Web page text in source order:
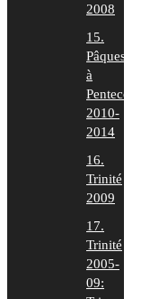
2008
15.
Pâques
à
Pentecôte
2010-
2014
16.
Trinité
2009
17.
Trinité
2005-
09: